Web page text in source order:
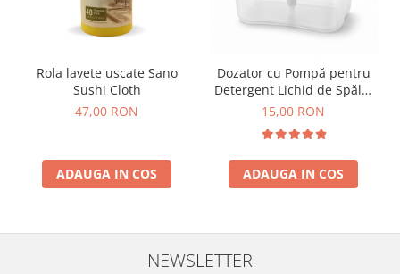
Rola lavete uscate Sano
Sushi Cloth
47,00 RON
ADAUGA IN COS
Dozator cu Pompă pentru
Detergent Lichid de Spălat
Vase cu Burete Inclus Smart
15,00 RON
ADAUGA IN COS
NEWSLETTER